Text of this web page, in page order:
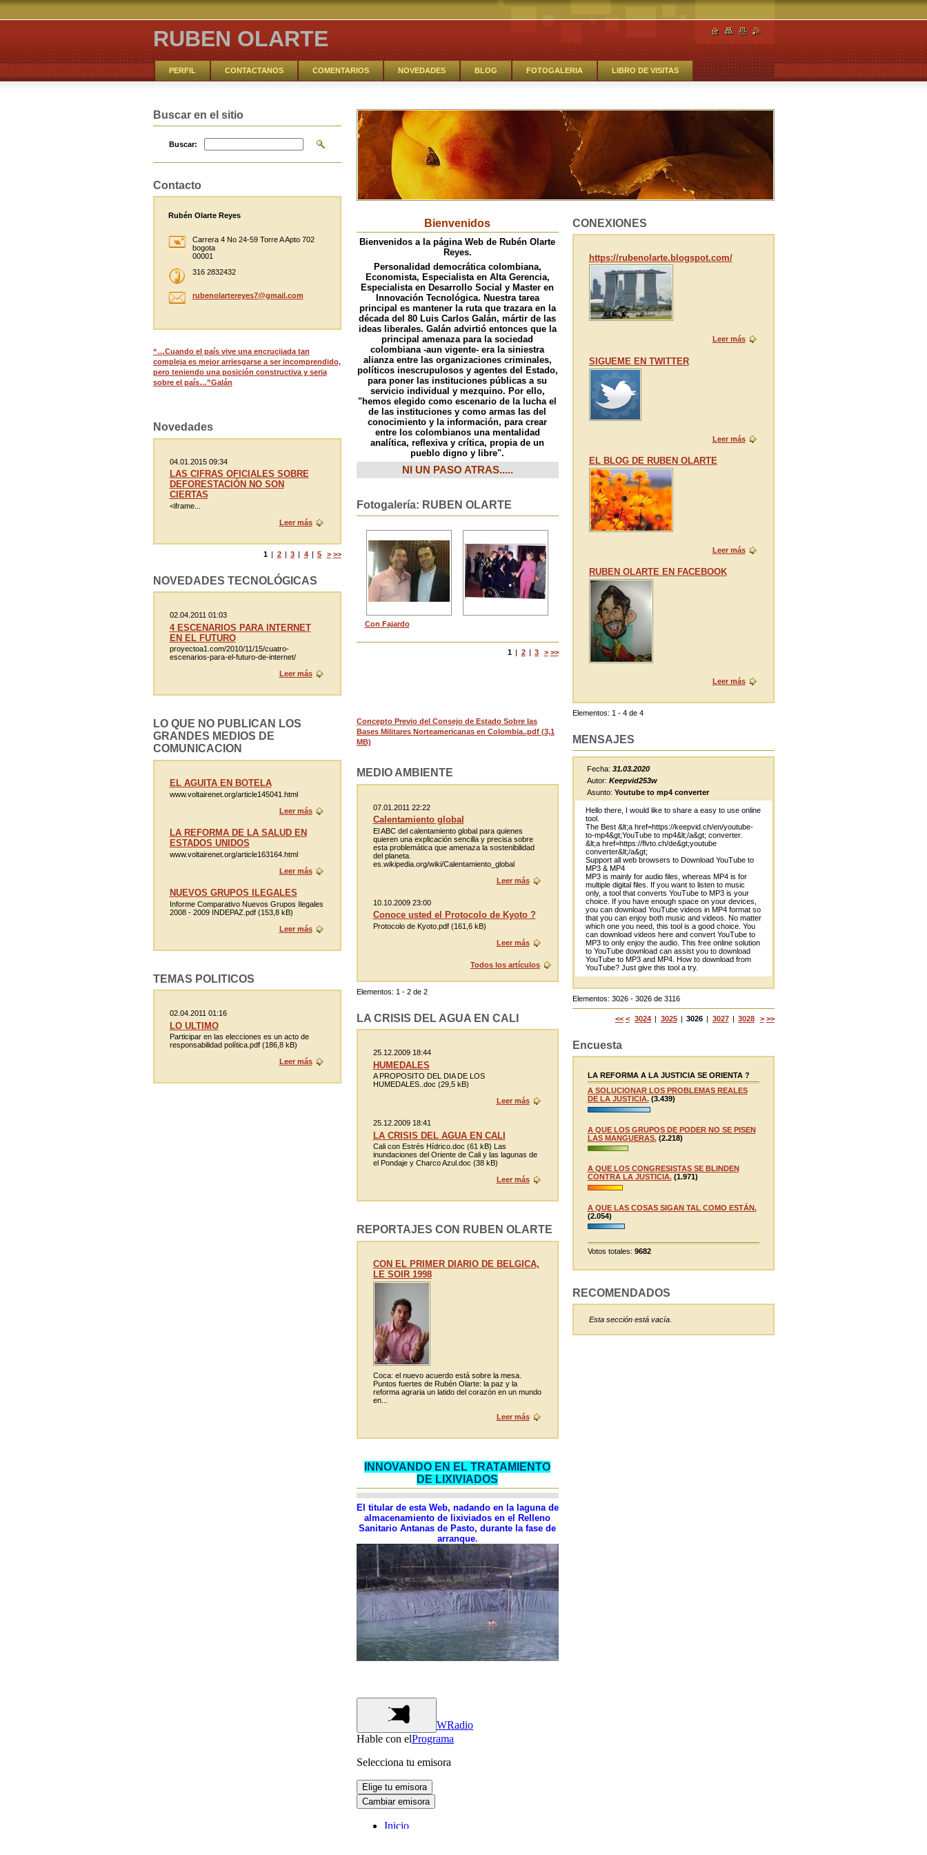
RUBEN OLARTE
PERFIL CONTACTANOS COMENTARIOS NOVEDADES BLOG FOTOGALERIA LIBRO DE VISITAS
CONEXIONES
https://rubenolarte.blogspot.com/
Leer más
SIGUEME EN TWITTER
Leer más
EL BLOG DE RUBEN OLARTE
Leer más
RUBEN OLARTE EN FACEBOOK
Leer más
Elementos: 1 - 4 de 4
MENSAJES
Fecha: 31.03.2020
Autor: Keepvid253w
Asunto: Youtube to mp4 converter
Hello there, I would like to share a easy to use online
tool.
The Best &lt;a href=https://keepvid.ch/en/youtube-
to-mp4&gt;YouTube to mp4&lt;/a&gt; converter.
&lt;a href=https://flvto.ch/de&gt;youtube
converter&lt;/a&gt;
Support all web browsers to Download YouTube to
MP3 & MP4
MP3 is mainly for audio files, whereas MP4 is for
multiple digital files. If you want to listen to music
only, a tool that converts YouTube to MP3 is your
choice. If you have enough space on your devices,
you can download YouTube videos in MP4 format so
that you can enjoy both music and videos. No matter
which one you need, this tool is a good choice. You
can download videos here and convert YouTube to
MP3 to only enjoy the audio. This free online solution
to YouTube download can assist you to download
YouTube to MP3 and MP4. How to download from
YouTube? Just give this tool a try.
Elementos: 3026 - 3026 de 3116
<< < 3024 | 3025 | 3026 | 3027 | 3028 > >>
Encuesta
LA REFORMA A LA JUSTICIA SE ORIENTA ?
A SOLUCIONAR LOS PROBLEMAS REALES
DE LA JUSTICIA. (3.439)
A QUE LOS GRUPOS DE PODER NO SE PISEN
LAS MANGUERAS. (2.218)
A QUE LOS CONGRESISTAS SE BLINDEN
CONTRA LA JUSTICIA. (1.971)
A QUE LAS COSAS SIGAN TAL COMO ESTÁN.
(2.054)
Votos totales: 9682
RECOMENDADOS
Esta sección está vacía.
Bienvenidos
Bienvenidos a la página Web de Rubén Olarte
Reyes.
Personalidad democrática colombiana,
Economista, Especialista en Alta Gerencia,
Especialista en Desarrollo Social y Master en
Innovación Tecnológica. Nuestra tarea
principal es mantener la ruta que trazara en la
década del 80 Luis Carlos Galán, mártir de las
ideas liberales. Galán advirtió entonces que la
principal amenaza para la sociedad
colombiana -aun vigente- era la siniestra
alianza entre las organizaciones criminales,
políticos inescrupulosos y agentes del Estado,
para poner las instituciones públicas a su
servicio individual y mezquino. Por ello,
"hemos elegido como escenario de la lucha el
de las instituciones y como armas las del
conocimiento y la información, para crear
entre los colombianos una mentalidad
analítica, reflexiva y crítica, propia de un
pueblo digno y libre".
NI UN PASO ATRAS.....
Fotogalería: RUBEN OLARTE
Con Fajardo
1 2 3 > >>
Concepto Previo del Consejo de Estado Sobre las
Bases Militares Norteamericanas en Colombia..pdf (3,1
MB)
MEDIO AMBIENTE
07.01.2011 22:22
Calentamiento global
El ABC del calentamiento global para quienes
quieren una explicación sencilla y precisa sobre
esta problemática que amenaza la sostenibilidad
del planeta.
es.wikipedia.org/wiki/Calentamiento_global
Leer más
10.10.2009 23:00
Conoce usted el Protocolo de Kyoto ?
Protocolo de Kyoto.pdf (161,6 kB)
Leer más
Todos los artículos
Elementos: 1 - 2 de 2
LA CRISIS DEL AGUA EN CALI
25.12.2009 18:44
HUMEDALES
A PROPOSITO DEL DIA DE LOS
HUMEDALES..doc (29,5 kB)
Leer más
25.12.2009 18:41
LA CRISIS DEL AGUA EN CALI
Cali con Estrés Hídrico.doc (61 kB) Las
inundaciones del Oriente de Cali y las lagunas de
el Pondaje y Charco Azul.doc (38 kB)
Leer más
REPORTAJES CON RUBEN OLARTE
CON EL PRIMER DIARIO DE BELGICA,
LE SOIR 1998
Coca: el nuevo acuerdo está sobre la mesa.
Puntos fuertes de Rubén Olarte: la paz y la
reforma agraria un latido del corazón en un mundo
en...
Leer más
INNOVANDO EN EL TRATAMIENTO
DE LIXIVIADOS
El titular de esta Web, nadando en la laguna de
almacenamiento de lixiviados en el Relleno
Sanitario Antanas de Pasto, durante la fase de
arranque.
Buscar en el sitio
Buscar:
Contacto
Rubén Olarte Reyes
Carrera 4 No 24-59 Torre A Apto 702
bogota
00001
316 2832432
rubenolartereyes7@gmail.com
“…Cuando el país vive una encrucijada tan
compleja es mejor arriesgarse a ser incomprendido,
pero teniendo una posición constructiva y seria
sobre el país…”Galán
Novedades
04.01.2015 09:34
LAS CIFRAS OFICIALES SOBRE
DEFORESTACIÓN NO SON
CIERTAS
<iframe...
Leer más
1 | 2 | 3 | 4 | 5 > >>
NOVEDADES TECNOLÓGICAS
02.04.2011 01:03
4 ESCENARIOS PARA INTERNET
EN EL FUTURO
proyectoa1.com/2010/11/15/cuatro-
escenarios-para-el-futuro-de-internet/
Leer más
LO QUE NO PUBLICAN LOS
GRANDES MEDIOS DE
COMUNICACION
EL AGUITA EN BOTELA
www.voltairenet.org/article145041.html
Leer más
LA REFORMA DE LA SALUD EN
ESTADOS UNIDOS
www.voltairenet.org/article163164.html
Leer más
NUEVOS GRUPOS ILEGALES
Informe Comparativo Nuevos Grupos Ilegales
2008 - 2009 INDEPAZ.pdf (153,8 kB)
Leer más
TEMAS POLITICOS
02.04.2011 01:16
LO ULTIMO
Participar en las elecciones es un acto de
responsabilidad política.pdf (186,8 kB)
Leer más